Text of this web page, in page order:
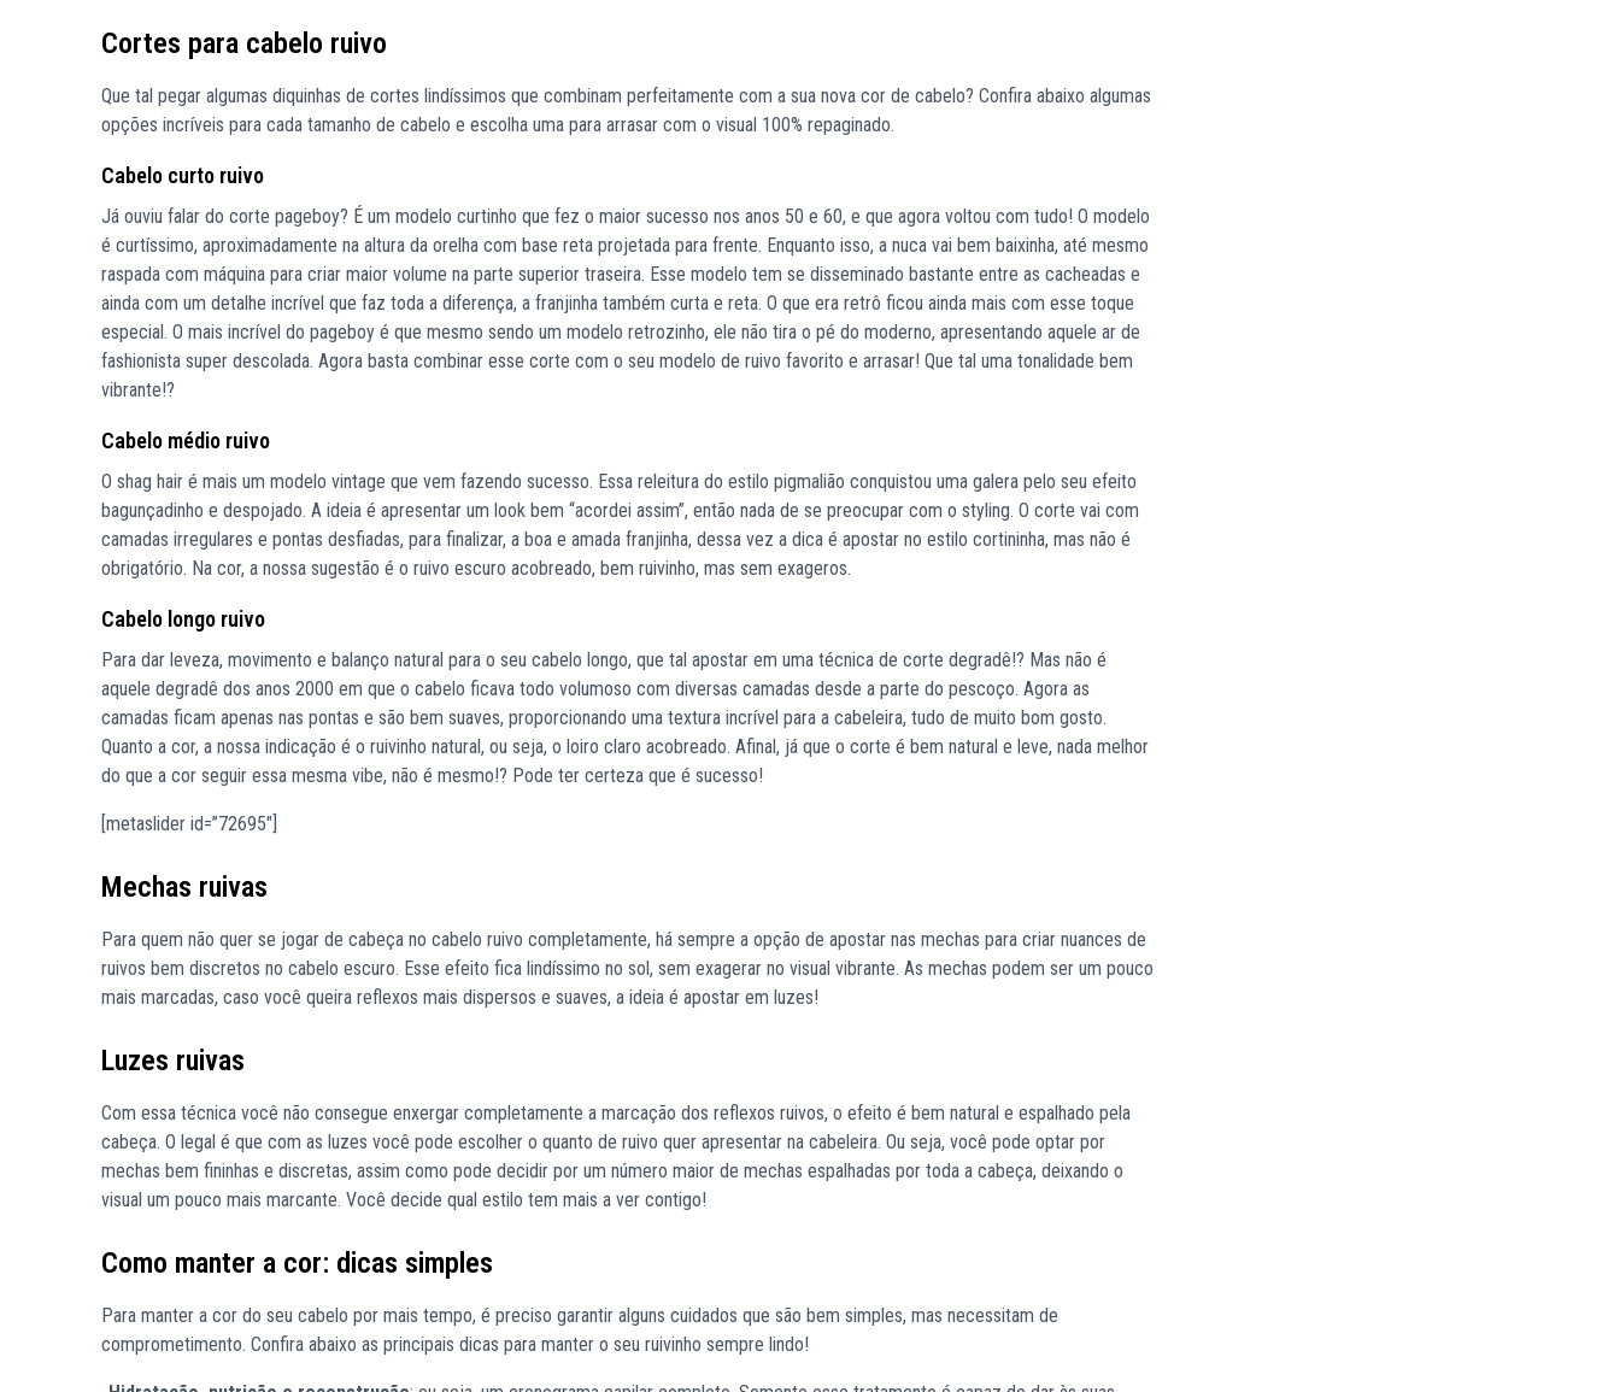
Cortes para cabelo ruivo
Que tal pegar algumas diquinhas de cortes lindíssimos que combinam perfeitamente com a sua nova cor de cabelo? Confira abaixo algumas
opções incríveis para cada tamanho de cabelo e escolha uma para arrasar com o visual 100% repaginado.
Cabelo curto ruivo
Já ouviu falar do corte pageboy? É um modelo curtinho que fez o maior sucesso nos anos 50 e 60, e que agora voltou com tudo! O modelo
é curtíssimo, aproximadamente na altura da orelha com base reta projetada para frente. Enquanto isso, a nuca vai bem baixinha, até mesmo
raspada com máquina para criar maior volume na parte superior traseira. Esse modelo tem se disseminado bastante entre as cacheadas e
ainda com um detalhe incrível que faz toda a diferença, a franjinha também curta e reta. O que era retrô ficou ainda mais com esse toque
especial. O mais incrível do pageboy é que mesmo sendo um modelo retrozinho, ele não tira o pé do moderno, apresentando aquele ar de
fashionista super descolada. Agora basta combinar esse corte com o seu modelo de ruivo favorito e arrasar! Que tal uma tonalidade bem
vibrante!?
Cabelo médio ruivo
O shag hair é mais um modelo vintage que vem fazendo sucesso. Essa releitura do estilo pigmalião conquistou uma galera pelo seu efeito
bagunçadinho e despojado. A ideia é apresentar um look bem “acordei assim”, então nada de se preocupar com o styling. O corte vai com
camadas irregulares e pontas desfiadas, para finalizar, a boa e amada franjinha, dessa vez a dica é apostar no estilo cortininha, mas não é
obrigatório. Na cor, a nossa sugestão é o ruivo escuro acobreado, bem ruivinho, mas sem exageros.
Cabelo longo ruivo
Para dar leveza, movimento e balanço natural para o seu cabelo longo, que tal apostar em uma técnica de corte degradê!? Mas não é
aquele degradê dos anos 2000 em que o cabelo ficava todo volumoso com diversas camadas desde a parte do pescoço. Agora as
camadas ficam apenas nas pontas e são bem suaves, proporcionando uma textura incrível para a cabeleira, tudo de muito bom gosto.
Quanto a cor, a nossa indicação é o ruivinho natural, ou seja, o loiro claro acobreado. Afinal, já que o corte é bem natural e leve, nada melhor
do que a cor seguir essa mesma vibe, não é mesmo!? Pode ter certeza que é sucesso!
[metaslider id=”72695″]
Mechas ruivas
Para quem não quer se jogar de cabeça no cabelo ruivo completamente, há sempre a opção de apostar nas mechas para criar nuances de
ruivos bem discretos no cabelo escuro. Esse efeito fica lindíssimo no sol, sem exagerar no visual vibrante. As mechas podem ser um pouco
mais marcadas, caso você queira reflexos mais dispersos e suaves, a ideia é apostar em luzes!
Luzes ruivas
Com essa técnica você não consegue enxergar completamente a marcação dos reflexos ruivos, o efeito é bem natural e espalhado pela
cabeça. O legal é que com as luzes você pode escolher o quanto de ruivo quer apresentar na cabeleira. Ou seja, você pode optar por
mechas bem fininhas e discretas, assim como pode decidir por um número maior de mechas espalhadas por toda a cabeça, deixando o
visual um pouco mais marcante. Você decide qual estilo tem mais a ver contigo!
Como manter a cor: dicas simples
Para manter a cor do seu cabelo por mais tempo, é preciso garantir alguns cuidados que são bem simples, mas necessitam de
comprometimento. Confira abaixo as principais dicas para manter o seu ruivinho sempre lindo!